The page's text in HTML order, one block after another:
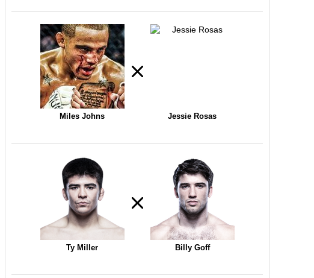
Miles Johns Jessie Rosas
Ty Miller Billy Goff